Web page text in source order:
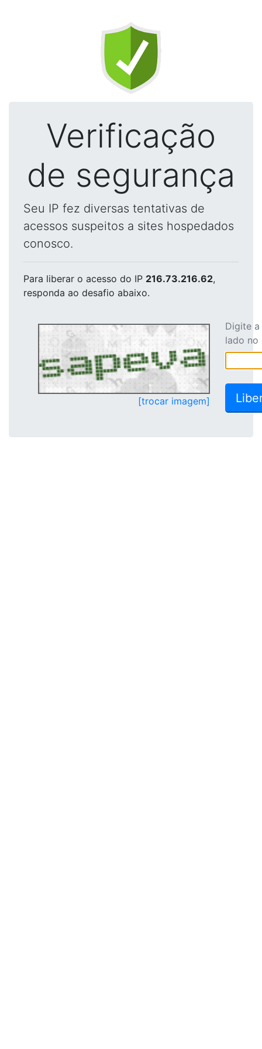
Verificação
de segurança
Seu IP fez diversas tentativas de
acessos suspeitos a sites hospedados
conosco.
Para liberar o acesso do IP 216.73.216.62,
responda ao desafio abaixo.
[trocar imagem]
Digite
lado no